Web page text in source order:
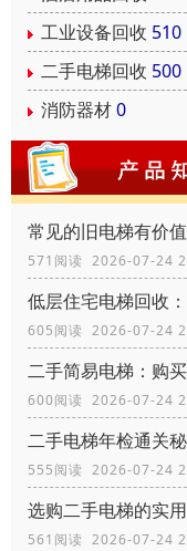
工业设备回收 510
二手电梯回收 500
消防器材0
常见的旧电梯有价
571阅读 2026-07-24
605阅读 2026-07-24
二手简易电梯：购
600阅读 2026-07-24
二手电梯年检通关
555阅读 2026-07-24
选购二手电梯的实
561阅读 2026-07-24